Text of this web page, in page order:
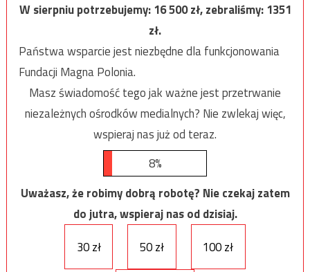
W sierpniu potrzebujemy:16 500zł, zebraliśmy:1351
zł.
Państwa wsparcie jest niezbędne dla funkcjonowania
Fundacji Magna Polonia.
Masz świadomość tego jak ważne jest przetrwanie
niezależnych ośrodków medialnych? Nie zwlekaj więc,
wspieraj nas już od teraz.
8%
Uważasz, że robimy dobrą robotę? Nie czekaj zatem
do jutra, wspieraj nas od dzisiaj.
30 zł
50 zł 100 zł